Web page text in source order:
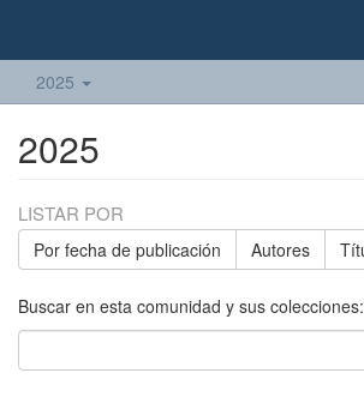
2025
2025
LISTAR POR
Por fecha de publicación Autores
Buscar en esta comunidad y sus colecciones: